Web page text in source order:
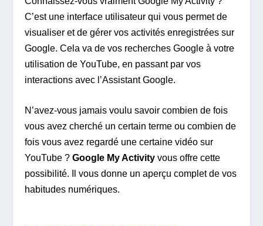
C’est une interface utilisateur qui vous permet de
visualiser et de gérer vos activités enregistrées sur
Google. Cela va de vos recherches Google à votre
utilisation de YouTube, en passant par vos
interactions avec l’Assistant Google.
N’avez-vous jamais voulu savoir combien de fois
vous avez cherché un certain terme ou combien de
fois vous avez regardé une certaine vidéo sur
YouTube ?Google My Activity vous offre cette
possibilité. Il vous donne un aperçu complet de vos
habitudes numériques.